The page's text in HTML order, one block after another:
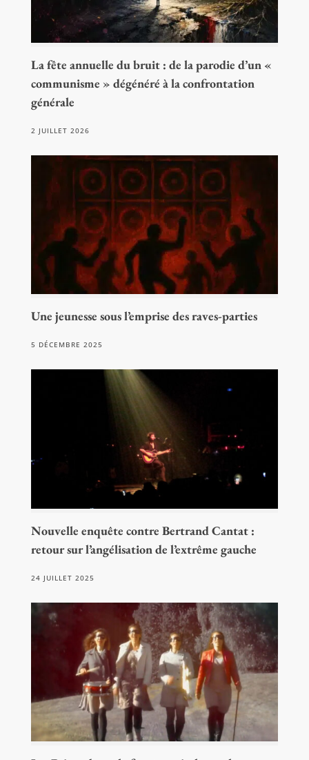
La fête annuelle du bruit : de la parodie d’un «
communisme » dégénéré à la confrontation
générale
2 JUILLET 2026
Une jeunesse sous l’emprise des raves-parties
5 DÉCEMBRE 2025
Nouvelle enquête contre Bertrand Cantat :
retour sur l’angélisation de l’extrême gauche
24 JUILLET 2025